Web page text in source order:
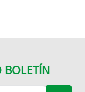
BOLETÍN